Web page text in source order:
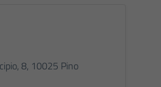
8, 10025 Pino